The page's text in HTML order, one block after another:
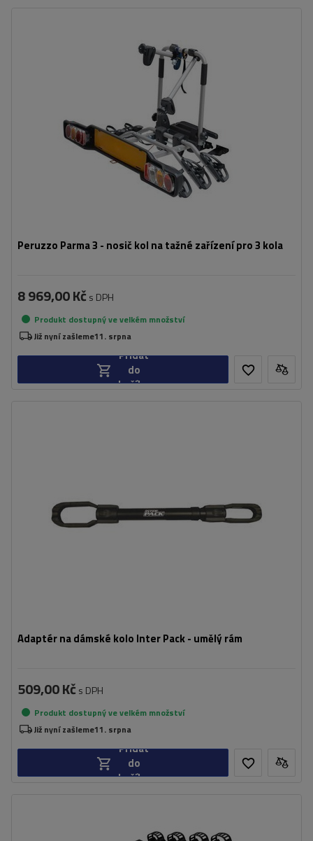
Peruzzo Parma 3 - nosič kol na tažné zařízení pro 3 kola
Maximální hmotnost jízdního kola:
20 kg
60 kg
1250 mm
170 mm
možnost naklápění plošiny i s jízdními koly
částečně skládací konstrukce pro snadné skladování
8 969,00 Kč s DPH
Produkt dostupný ve velkém množství
Již nyní zašleme11. srpna
Přidat
do
košíku
Adaptér na dámské kolo Inter Pack - umělý rám
509,00 Kč s DPH
Produkt dostupný ve velkém množství
Již nyní zašleme11. srpna
Přidat
do
košíku
15 kg